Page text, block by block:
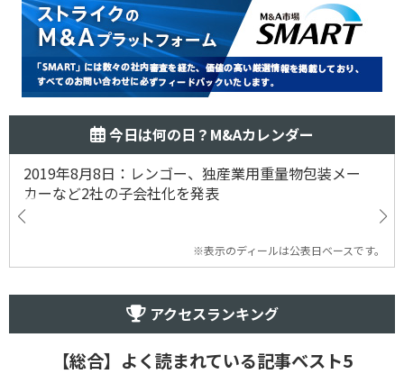
今日は何の日？M&Aカレンダー
2019年8月8日：レンゴー、独産業用重量物包装メー
カーなど2社の子会社化を発表
※表示のディールは公表日ベースです。
アクセスランキング
【総合】よく読まれている記事ベスト5